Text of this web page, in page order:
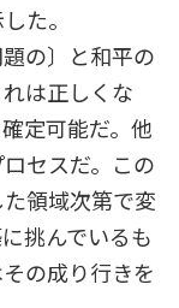
た。
の〕と和平の
は正しくな
定可能だ。他
セスだ。この
領域次第で変
挑んでいるも
の成り行きを